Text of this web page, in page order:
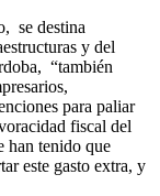
se destina
y del
“también
para paliar
fiscal del
han tenido que
este gasto extra, y